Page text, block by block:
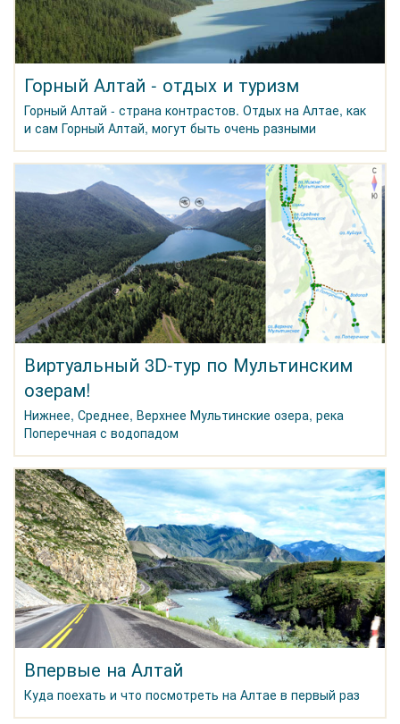
Горный Алтай - отдых и туризм
Горный Алтай - страна контрастов. Отдых на Алтае, как
и сам Горный Алтай, могут быть очень разными
Виртуальный 3D-тур по Мультинским
озерам!
Нижнее, Среднее, Верхнее Мультинские озера, река
Поперечная с водопадом
Впервые на Алтай
Куда поехать и что посмотреть на Алтае в первый раз